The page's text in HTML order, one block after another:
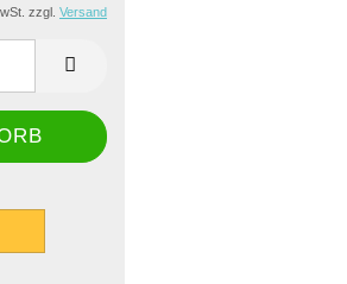
zzgl. Versand